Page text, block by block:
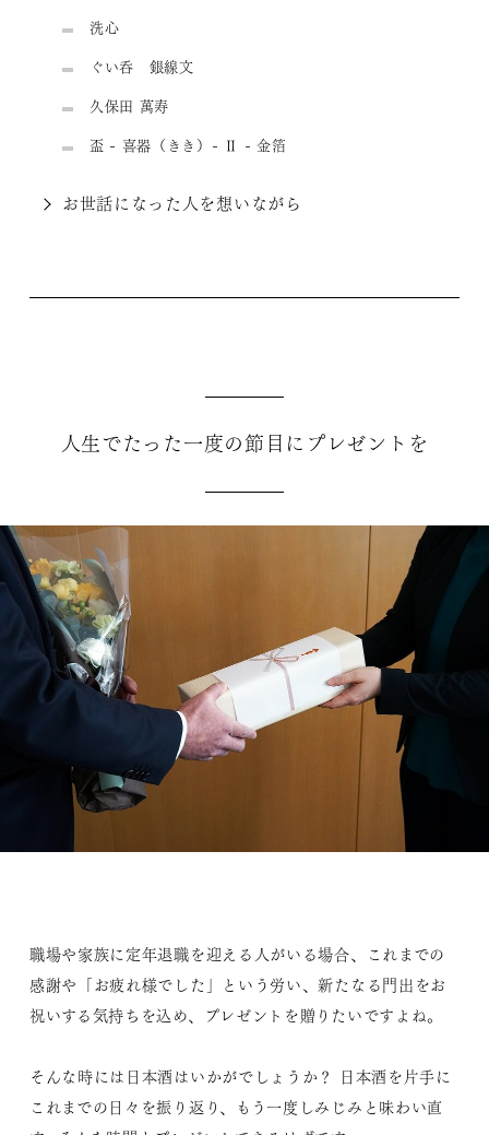
洗心
ぐい呑 銀線文
久保田 萬寿
盃 - 喜器（きき）- Ⅱ - 金箔
お世話になった人を想いながら
人生でたった一度の節目にプレゼントを
職場や家族に定年退職を迎える人がいる場合、これまでの
感謝や「お疲れ様でした」という労い、新たなる門出をお
祝いする気持ちを込め、プレゼントを贈りたいですよね。
そんな時には日本酒はいかがでしょうか？ 日本酒を片手に
これまでの日々を振り返り、もう一度しみじみと味わい直